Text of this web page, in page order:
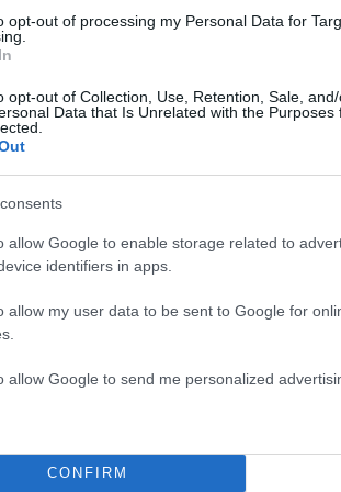
opt-out of processing my Personal Data for
opt-out of Collection, Use, Retention, Sale,
Data that Is Unrelated with the Purposes
allow Google to enable storage related to
identifiers in apps.
allow my user data to be sent to Google for
allow Google to send me personalized
CONFIRM
φωτογραφία για
καταθέσεις
– Το στίγμα του
μηνύματα
του Άκη
υπομονή και
που είχαν
της 38χρονης
το
ελικοπτέρου που
198
128
86